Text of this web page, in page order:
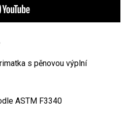
s pěnovou výplní
ASTM F3340